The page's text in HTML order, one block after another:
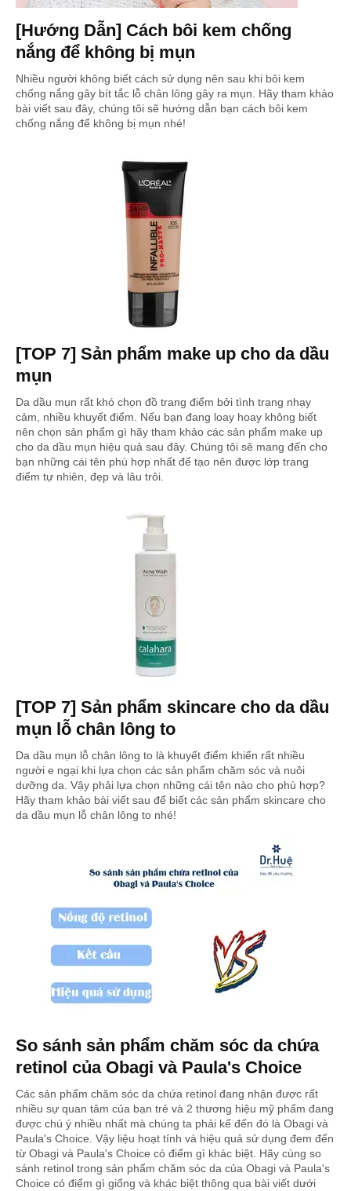
[Hướng Dẫn] Cách bôi kem chống
nắng để không bị mụn
Nhiều người không biết cách sử dụng nên sau khi bôi kem
chống nắng gây bít tắc lỗ chân lông gây ra mụn. Hãy tham khảo
bài viết sau đây, chúng tôi sẽ hướng dẫn bạn cách bôi kem
chống nắng để không bị mụn nhé!
[TOP 7] Sản phẩm make up cho da dầu
mụn
Da dầu mụn rất khó chọn đồ trang điểm bởi tình trạng nhạy
cảm, nhiều khuyết điểm. Nếu bạn đang loay hoay không biết
nên chọn sản phẩm gì hãy tham khảo các sản phẩm make up
cho da dầu mụn hiệu quả sau đây. Chúng tôi sẽ mang đến cho
bạn những cái tên phù hợp nhất để tạo nên được lớp trang
điểm tự nhiên, đẹp và lâu trôi.
[TOP 7] Sản phẩm skincare cho da dầu
mụn lỗ chân lông to
Da dầu mụn lỗ chân lông to là khuyết điểm khiến rất nhiều
người e ngại khi lựa chọn các sản phẩm chăm sóc và nuôi
dưỡng da. Vậy phải lựa chọn những cái tên nào cho phù hợp?
Hãy tham khảo bài viết sau để biết các sản phẩm skincare cho
da dầu mụn lỗ chân lông to nhé!
So sánh sản phẩm chăm sóc da chứa
retinol của Obagi và Paula's Choice
Các sản phẩm chăm sóc da chứa retinol đang nhận được rất
nhiều sự quan tâm của bạn trẻ và 2 thương hiệu mỹ phẩm đang
được chú ý nhiều nhất mà chúng ta phải kể đến đó là Obagi và
Paula's Choice. Vậy liệu hoạt tính và hiệu quả sử dụng đem đến
từ Obagi và Paula's Choice có điểm gì khác biệt. Hãy cùng so
sánh retinol trong sản phẩm chăm sóc da của Obagi và Paula's
Choice có điểm gì giống và khác biệt thông qua bài viết dưới